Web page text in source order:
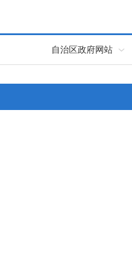
自治区政府网站